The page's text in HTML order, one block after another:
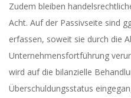
Zudem bleiben
Acht. Auf der Passivseite sind
erfassen, soweit sie durch die
Unternehmensfortführung
wird auf die bilanzielle
Überschuldungsstatus